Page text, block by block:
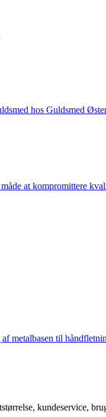
hos Guldsmed
at kompromittere
metalbasen til
kundeservice,